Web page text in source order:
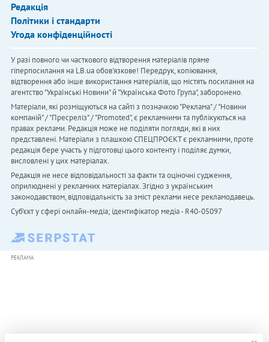
Редакція
Політики і стандарти
Угода конфіденційності
У разі повного чи часткового відтворення матеріалів пряме
гіперпосилання на LB.ua обов'язкове! Передрук, копіювання,
відтворення або інше використання матеріалів, що містять посилання на
агентство "Українськi Новини" й "Українська Фото Група", заборонено.
Матеріали, які розміщуються на сайті з позначкою "Реклама" / "Новини
компаній" / "Пресреліз" / "Promoted", є рекламними та публікуються на
правах реклами. Редакція може не поділяти погляди, які в них
представлені. Матеріали з плашкою СПЕЦПРОЄКТ є рекламними, проте
редакція бере участь у підготовці цього контенту і поділяє думки,
висловлені у цих матеріалах.
Редакція не несе відповідальності за факти та оціночні судження,
оприлюднені у рекламних матеріалах. Згідно з українським
законодавством, відповідальність за зміст реклами несе рекламодавець.
Cуб'єкт у сфері онлайн-медіа; ідентифікатор медіа - R40-05097
РЕКЛАМА